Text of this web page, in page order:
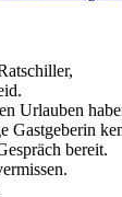
Urlauben
Gastgeberin
bereit.